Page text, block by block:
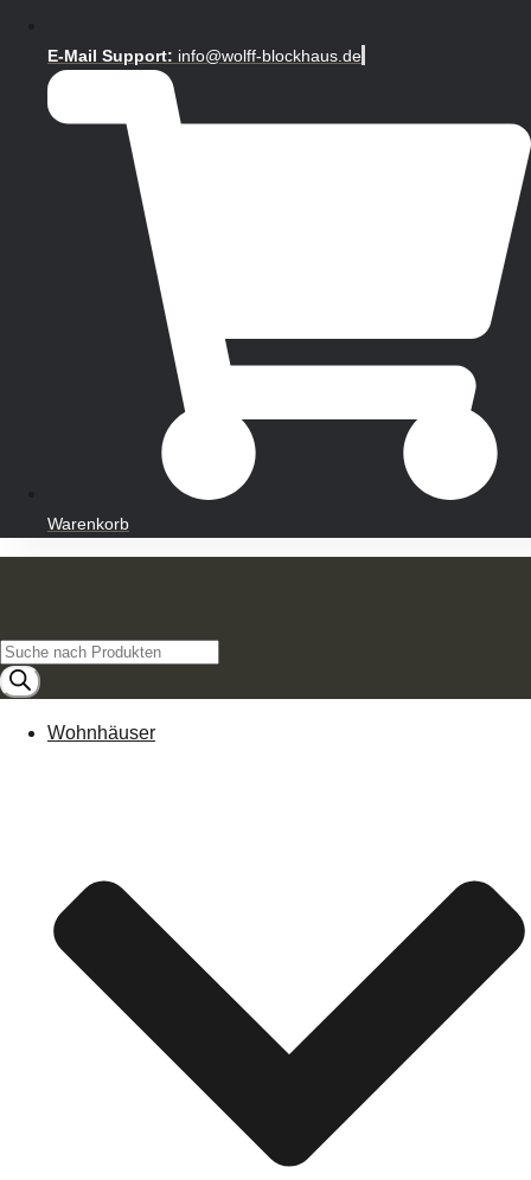
E-Mail Support: info@wolff-blockhaus.de
Warenkorb
Products
search
Wohnhäuser